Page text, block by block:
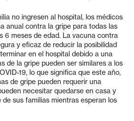
no ingresen al hospital, los médicos
anual contra la gripe para todas las
6 meses de edad. La vacuna contra
y eficaz de reducir la posibilidad
en el hospital debido a una
de la gripe pueden ser similares a los
19, lo que significa que este año,
de gripe pueden requerir una
necesitar quedarse en casa y
sus familias mientras esperan los